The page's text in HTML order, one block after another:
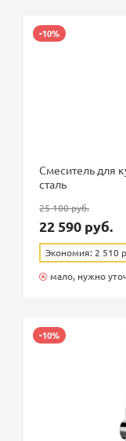
-10%
Смеситель для
сталь
25 100 руб.
22 590 руб.
Экономия: 2 510
мало, нужно
-10%